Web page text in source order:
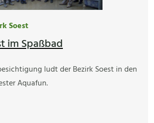
Soest
im Spaßbad
ludt der Bezirk Soest in den
Aquafun.